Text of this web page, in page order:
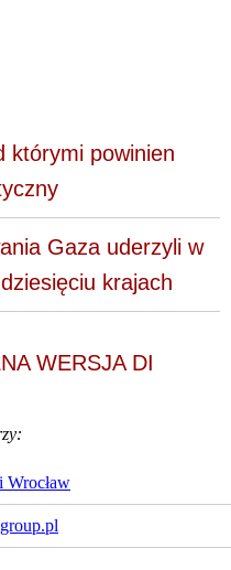
którymi powinien
Gaza uderzyli w
krajach
WERSJA DI
Wrocław